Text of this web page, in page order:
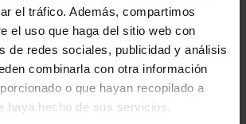
el tráfico. Además, compartimos
el uso que haga del sitio web con
de redes sociales, publicidad y análisis
combinarla con otra información
o que hayan recopilado a
haya hecho de sus servicios.